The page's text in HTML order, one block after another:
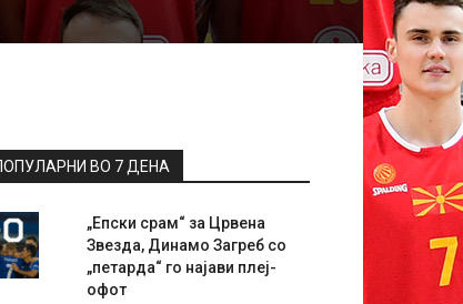
ВО 7 ДЕНА
„Епски срам“ за Црвена
Звезда, Динамо Загреб со
„петарда“ го најави плеј-
офот